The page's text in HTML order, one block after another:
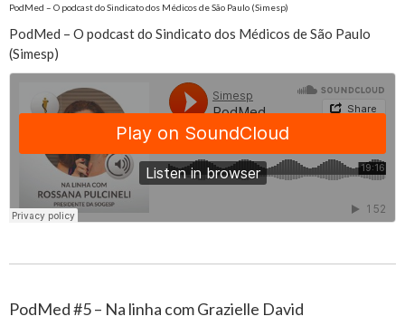
PodMed – O podcast do Sindicato dos Médicos de São Paulo (Simesp)
PodMed – O podcast do Sindicato dos Médicos de São Paulo
(Simesp)
PodMed #5 – Na linha com Grazielle David